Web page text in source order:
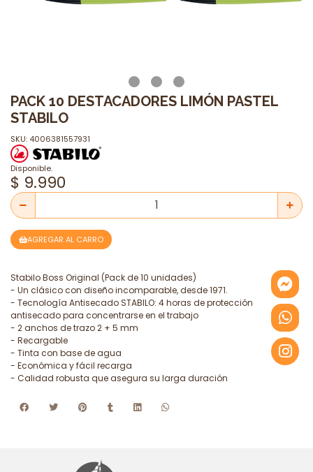
PACK 10 DESTACADORES LIMÓN PASTEL
STABILO
SKU: 4006381557931
Disponible.
$ 9.990
AGREGAR AL CARRO
Stabilo Boss Original (Pack de 10 unidades)
- Un clásico con diseño incomparable, desde 1971.
- Tecnología Antisecado STABILO: 4 horas de protección
antisecado para concentrarse en el trabajo
- 2 anchos de trazo 2 + 5 mm
- Recargable
- Tinta con base de agua
- Económica y fácil recarga
- Calidad robusta que asegura su larga duración